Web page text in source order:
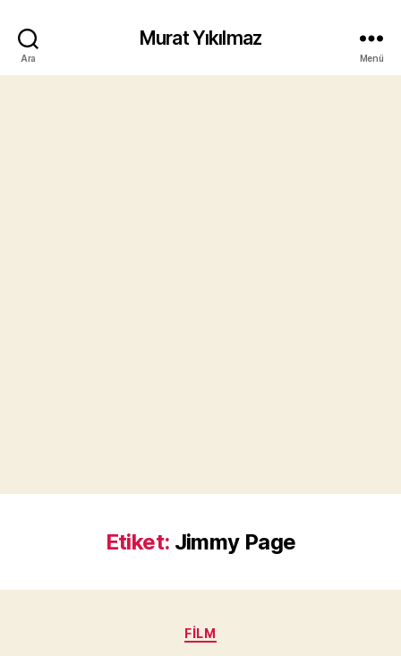
Ara
Murat Yıkılmaz
Menü
Etiket: Jimmy Page
Kategoriler
FILM
a